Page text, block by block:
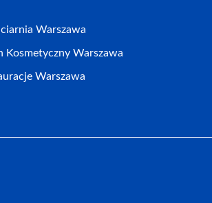
Warszawa
Kosmetyczny Warszawa
Warszawa